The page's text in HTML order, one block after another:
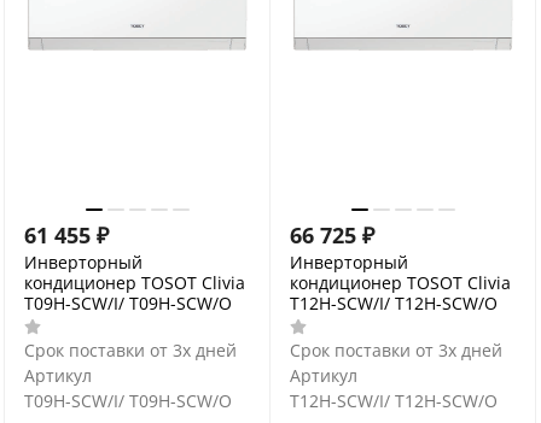
61 455 ₽
Инверторный
кондиционер TOSOT Clivia
T09H-SCW/I/ T09H-SCW/O
Срок поставки от 3х дней
Артикул
T09H-SCW/I/ T09H-SCW/O
66 725 ₽
Инверторный
кондиционер TOSOT Clivia
T12H-SCW/I/ T12H-SCW/O
Срок поставки от 3х дней
Артикул
T12H-SCW/I/ T12H-SCW/O